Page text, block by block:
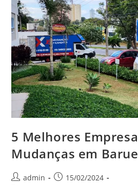
5 Melhores
Mudanças em
admin
15/02/2024